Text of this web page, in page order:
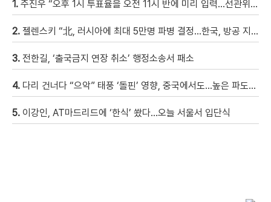
1. 주진우 “오후 1시 투표율을 오전 11시 반에 미리 입력…선관위 ‘타임머신 조작‘” [현장영상]
2. 젤렌스키 “北, 러시아에 최대 5만명 파병 결정…한국, 방공 지원해달라”
3. 전한길, ‘출국금지 연장 취소’ 행정소송서 패소
4. 다리 건너다 “으악” 태풍 ‘돌핀’ 영향, 중국에서도…높은 파도에 휩쓸려 9세 아이 실종 [현장영상]
5. 이강인, AT마드리드에 ‘한식’ 쐈다…오늘 서울서 입단식